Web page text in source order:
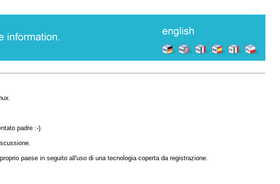
padre :-).
paese in seguito all'uso di una tecnologia coperta da registrazione.